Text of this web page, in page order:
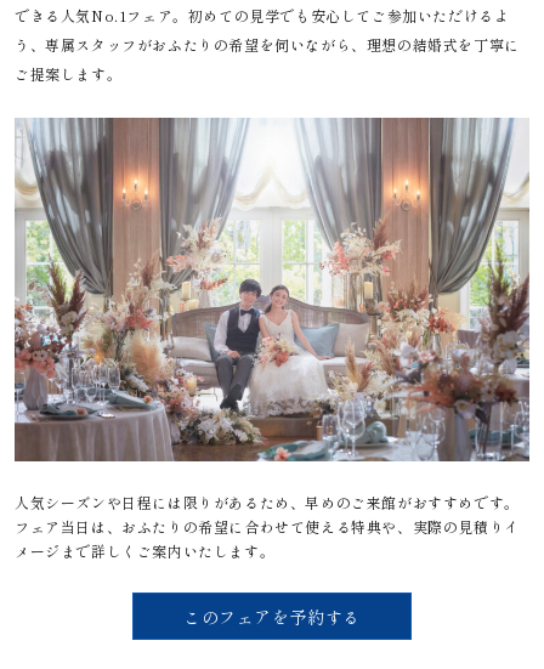
できる人気No.1フェア。初めての見学でも安心してご参加いただけるよ
う、専属スタッフがおふたりの希望を伺いながら、理想の結婚式を丁寧に
ご提案します。
人気シーズンや日程には限りがあるため、早めのご来館がおすすめです。
フェア当日は、おふたりの希望に合わせて使える特典や、実際の見積りイ
メージまで詳しくご案内いたします。
このフェアを予約する